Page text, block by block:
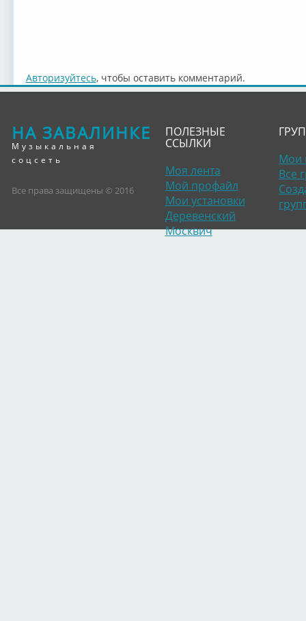
Авторизуйтесь, чтобы оставить комментарий.
НА ЗАВАЛИНКЕ
Музыкальная
соцсеть
Все права защищены © 2016
ПОЛЕЗНЫЕ
ССЫЛКИ
Моя лента
Мой профайл
Мои установки
Деревенский
Москвич
Мои
Все